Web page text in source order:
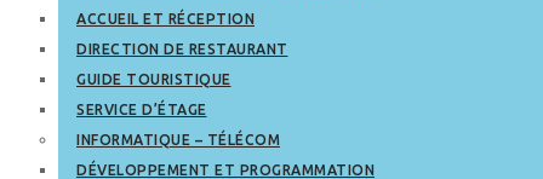
ACCUEIL ET RÉCEPTION
DIRECTION DE RESTAURANT
GUIDE TOURISTIQUE
SERVICE D’ÉTAGE
INFORMATIQUE – TÉLÉCOM
DÉVELOPPEMENT ET PROGRAMMATION